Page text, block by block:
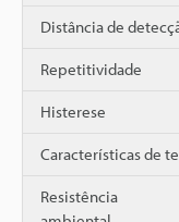
Distância de
Repetitividade
Histerese
Características de
Resistência